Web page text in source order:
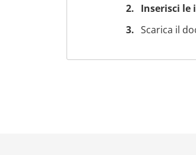
Inserisci le
Scarica il